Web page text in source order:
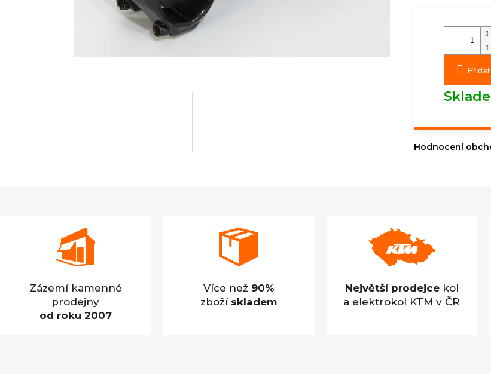
Hodnocení
Zázemí kamenné
prodejny
od roku 2007
Více než 90%
zboží skladem
Největší prodejcekol
a elektrokol KTM v ČR